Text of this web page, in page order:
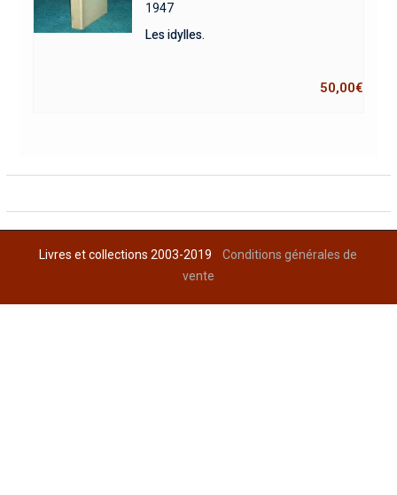
1947
Les idylles.
50,00€
Livres et collections 2003-2019Conditions générales de
vente